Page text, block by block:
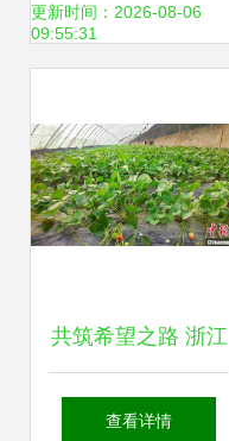
道
更新时间：2026-08-06
09:55:31
共筑希望之路 浙江
金华援疆项目以“采
查看详情